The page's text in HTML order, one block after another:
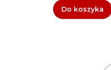
Do koszyka